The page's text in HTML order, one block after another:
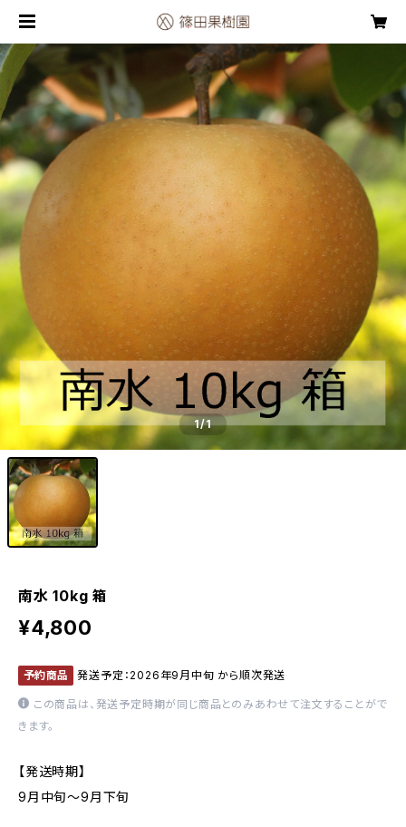
1/1
南水 10kg 箱
¥4,800
予約商品 発送予定：2026年9月中旬 から順次発送
この商品は、発送予定時期が同じ商品とのみあわせて注文することがで
きます。
【発送時期】
9月中旬～9月下旬